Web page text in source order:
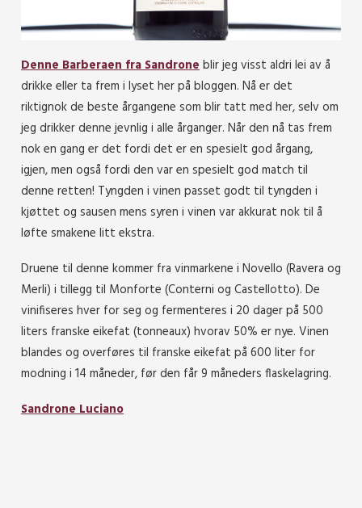
Denne Barberaen fra Sandroneblir jeg visst aldri lei av å
drikke eller ta frem i lyset her på bloggen. Nå er det
riktignok de beste årgangene som blir tatt med her, selv om
jeg drikker denne jevnlig i alle årganger. Når den nå tas frem
nok en gang er det fordi det er en spesielt god årgang,
igjen, men også fordi den var en spesielt god match til
denne retten! Tyngden i vinen passet godt til tyngden i
kjøttet og sausen mens syren i vinen var akkurat nok til å
løfte smakene litt ekstra.
Druene til denne kommer fra vinmarkene i Novello (Ravera og
Merli) i tillegg til Monforte (Conterni og Castellotto). De
vinifiseres hver for seg og fermenteres i 20 dager på 500
liters franske eikefat (tonneaux) hvorav 50% er nye. Vinen
blandes og overføres til franske eikefat på 600 liter for
modning i 14 måneder, før den får 9 måneders flaskelagring.
Sandrone Luciano